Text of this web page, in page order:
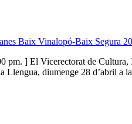
Baix Vinalopó-Baix Segura
pm. ] El Vicerectorat de
Llengua, diumenge 28 d’abril a